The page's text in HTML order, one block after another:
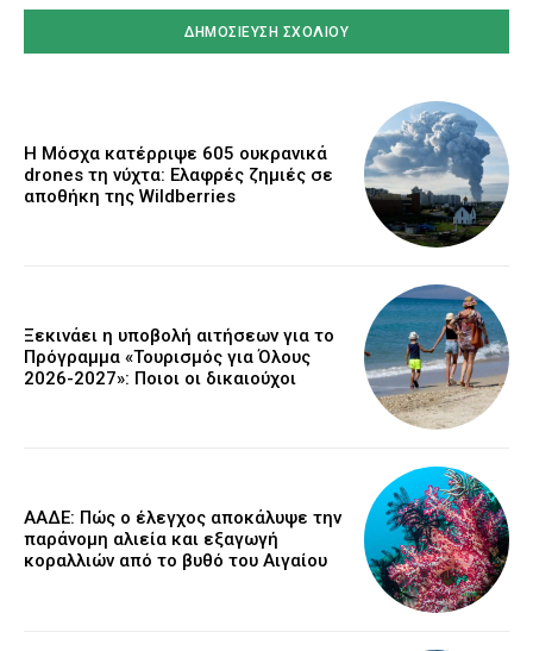
Η Μόσχα κατέρριψε 605 ουκρανικά
drones τη νύχτα: Ελαφρές ζημιές σε
αποθήκη της Wildberries
Ξεκινάει η υποβολή αιτήσεων για το
Πρόγραμμα «Τουρισμός για Όλους
2026-2027»: Ποιοι οι δικαιούχοι
ΑΑΔΕ: Πώς ο έλεγχος αποκάλυψε την
παράνομη αλιεία και εξαγωγή
κοραλλιών από το βυθό του Αιγαίου